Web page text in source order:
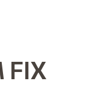
FIX